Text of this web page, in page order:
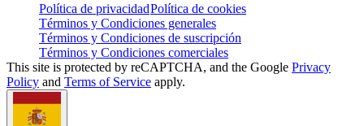
Política de privacidadPolítica de cookies
Términos y Condiciones generales
Términos y Condiciones de suscripción
Términos y Condiciones comerciales
This site is protected by reCAPTCHA, and the Google Privacy
Policy and Terms of Service apply.